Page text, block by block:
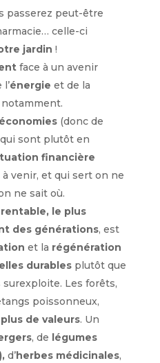
passerez peut-être
celle-ci
jardin !
face à un avenir
énergie et de la
notamment.
économies(donc de
qui sont plutôt en
financière
à venir, et qui sert on ne
ne sait où.
le plus
des générations, est
et la régénération
durablesplutôt que
Les forêts,
poissonneux,
de valeurs. Un
, de légumes
d’herbes médicinales,